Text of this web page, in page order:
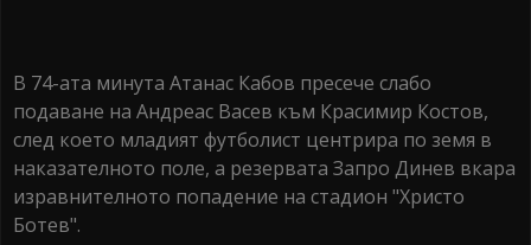
В 74-ата минута Атанас Кабов пресече слабо
подаване на Андреас Васев към Красимир Костов,
след което младият футболист центрира по земя в
наказателното поле, а резервата Запро Динев вкара
изравнителното попадение на стадион "Христо
Ботев".